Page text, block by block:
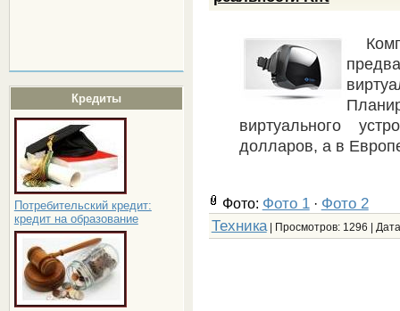
Кредиты
Потребительский кредит:
кредит на образование
виртуального
долларов, а в
Фото: Фото 1· Фото 2
Техника| Просмотров: 1296 |